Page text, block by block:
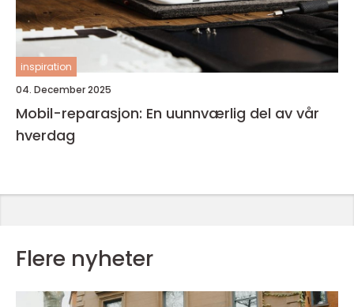
inspiration
04. December 2025
Mobil-reparasjon: En uunnværlig del av vår
hverdag
Flere nyheter